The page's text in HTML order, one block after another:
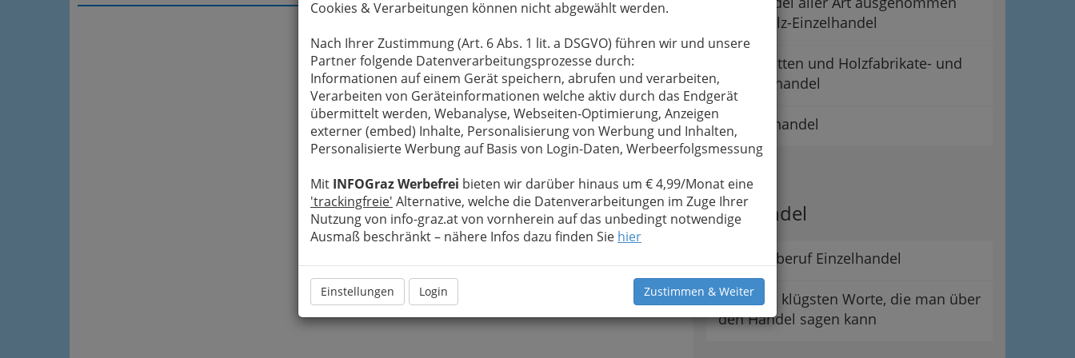
Cookies & Verarbeitungen können nicht abgewählt werden.
Nach Ihrer Zustimmung (Art. 6 Abs. 1 lit. a DSGVO) führen wir und unsere
Partner folgende Datenverarbeitungsprozesse durch:
Informationen auf einem Gerät speichern, abrufen und verarbeiten,
Verarbeiten von Geräteinformationen welche aktiv durch das Endgerät
übermittelt werden, Webanalyse, Webseiten-Optimierung, Anzeigen
externer (embed) Inhalte, Personalisierung von Werbung und Inhalten,
Personalisierte Werbung auf Basis von Login-Daten, Werbeerfolgsmessung
Mit INFOGraz Werbefrei bieten wir darüber hinaus um € 4,99/Monat eine
'trackingfreie' Alternative, welche die Datenverarbeitungen im Zuge Ihrer
Nutzung von info-graz.at von vornherein auf das unbedingt notwendige
Ausmaß beschränkt – nähere Infos dazu finden Sie hier
Einstellungen Login Zustimmen & Weiter
Brennholz-Einzelhandel
Holz- Platten und Holzfabrikate- und
Furnierehandel
Marmorhandel
Tipps
Der Handel
Der Lehrberuf Einzelhandel
Die wohl klügsten Worte, die man über
den Handel sagen kann